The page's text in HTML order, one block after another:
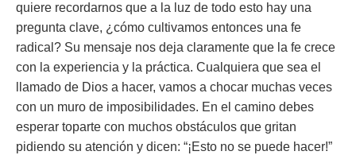
quiere recordarnos que a la luz de todo esto hay una
pregunta clave, ¿cómo cultivamos entonces una fe
radical? Su mensaje nos deja claramente que la fe crece
con la experiencia y la práctica. Cualquiera que sea el
llamado de Dios a hacer, vamos a chocar muchas veces
con un muro de imposibilidades. En el camino debes
esperar toparte con muchos obstáculos que gritan
pidiendo su atención y dicen: “¡Esto no se puede hacer!”